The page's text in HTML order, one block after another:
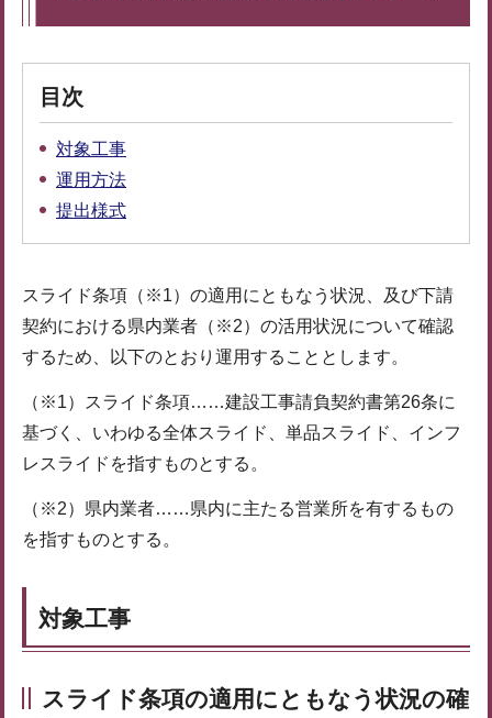
目次
対象工事
運用方法
提出様式
スライド条項（※1）の適用にともなう状況、及び下請
契約における県内業者（※2）の活用状況について確認
するため、以下のとおり運用することとします。
（※1）スライド条項……建設工事請負契約書第26条に
基づく、いわゆる全体スライド、単品スライド、インフ
レスライドを指すものとする。
（※2）県内業者……県内に主たる営業所を有するもの
を指すものとする。
対象工事
スライド条項の適用にともなう状況の確